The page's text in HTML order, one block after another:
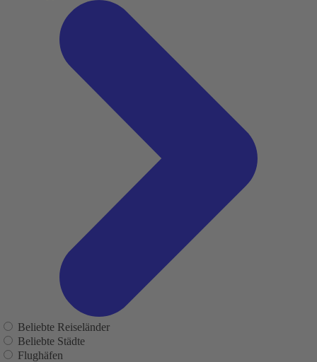
Beliebte Reiseländer
Beliebte Städte
Flughäfen